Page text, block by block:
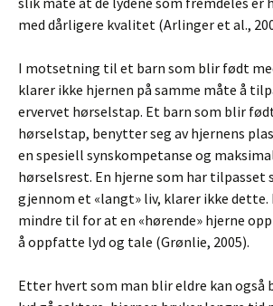
med dårligere kvalitet (Arlinger et al.,
I motsetning til et barn som blir født
klarer ikke hjernen på samme måte å
ervervet hørselstap. Et barn som blir
hørselstap, benytter seg av hjernens
en spesiell synskompetanse og
hørselsrest. En hjerne som har tilpasset
gjennom et «langt» liv, klarer ikke dette.
mindre til for at en «hørende» hjerne
å oppfatte lyd og tale (Grønlie, 2005).
Etter hvert som man blir eldre kan også